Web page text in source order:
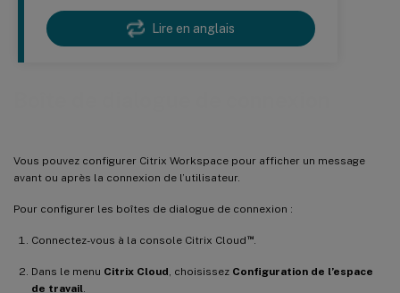
Lire en anglais
Vous pouvez configurer Citrix Workspace pour afficher un message
avant ou après la connexion de l’utilisateur.
Pour configurer les boîtes de dialogue de connexion :
Connectez-vous à la console Citrix Cloud ™.
Dans le menu Citrix Cloud , choisissez Configuration de l’espace
de travail